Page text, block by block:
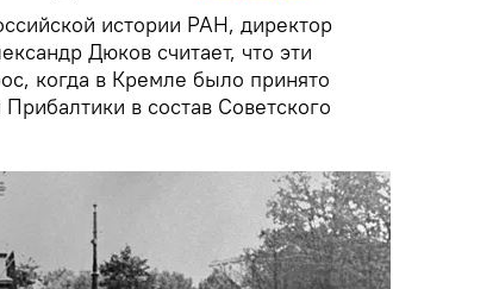
истории РАН, директор
Дюков считает, что эти
когда в Кремле было принято
в состав Советского